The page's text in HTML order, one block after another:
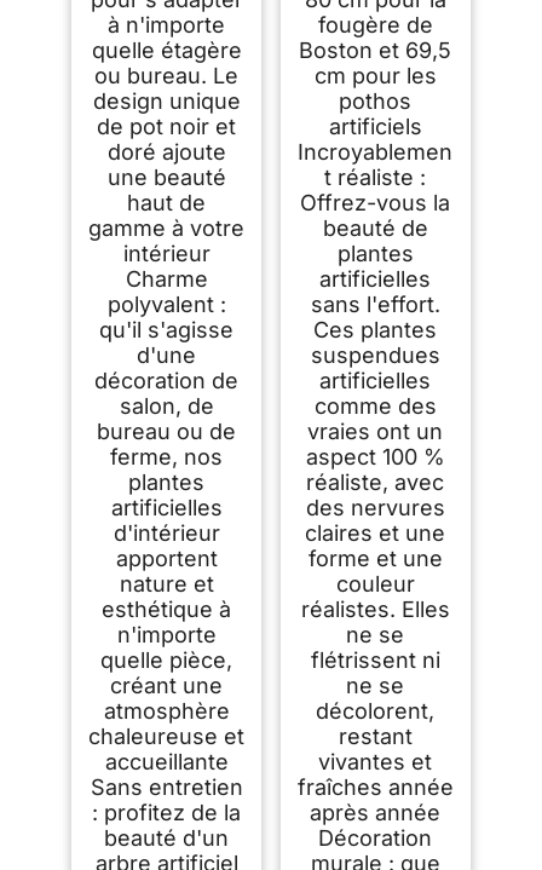
à n'importe
quelle étagère
ou bureau. Le
design unique
de pot noir et
doré ajoute
une beauté
haut de
gamme à votre
intérieur
Charme
polyvalent :
qu'il s'agisse
d'une
décoration de
salon, de
bureau ou de
ferme, nos
plantes
artificielles
d'intérieur
apportent
nature et
esthétique à
n'importe
quelle pièce,
créant une
atmosphère
chaleureuse et
accueillante
Sans entretien
: profitez de la
beauté d'un
arbre artificiel
fougère de
Boston et 69,5
cm pour les
pothos
artificiels
Incroyablemen
t réaliste :
Offrez-vous la
beauté de
plantes
artificielles
sans l'effort.
Ces plantes
suspendues
artificielles
comme des
vraies ont un
aspect 100 %
réaliste, avec
des nervures
claires et une
forme et une
couleur
réalistes. Elles
ne se
flétrissent ni
ne se
décolorent,
restant
vivantes et
fraîches année
après année
Décoration
murale : que